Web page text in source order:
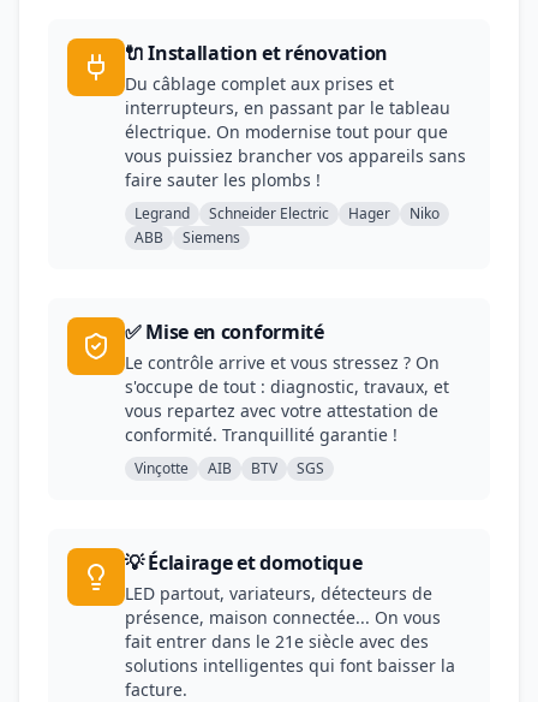
🔌 Installation et rénovation
Du câblage complet aux prises et
interrupteurs, en passant par le tableau
électrique. On modernise tout pour que
vous puissiez brancher vos appareils sans
faire sauter les plombs !
Legrand Schneider Electric Hager
Niko
ABB
Siemens
✅ Mise en conformité
Le contrôle arrive et vous stressez ? On
s'occupe de tout : diagnostic, travaux, et
vous repartez avec votre attestation de
conformité. Tranquillité garantie !
Vinçotte AIB BTV SGS
💡 Éclairage et domotique
LED partout, variateurs, détecteurs de
présence, maison connectée... On vous
fait entrer dans le 21e siècle avec des
solutions intelligentes qui font baisser la
facture.